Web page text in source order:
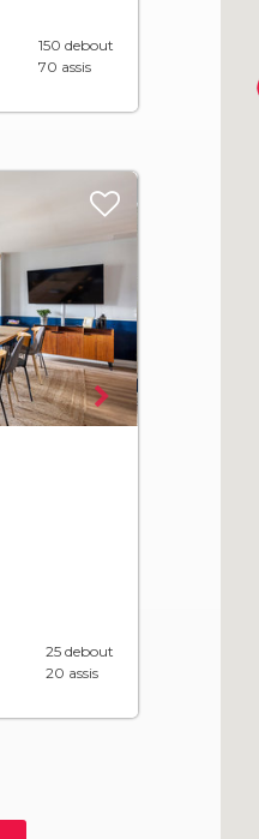
150 debout
70 assis
25 debout
20 assis